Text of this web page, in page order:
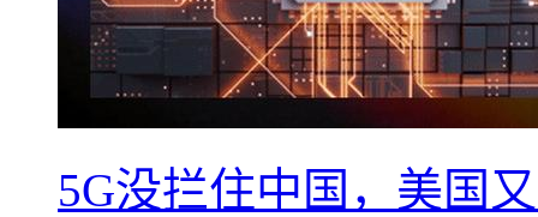
5G没拦住中国，美国